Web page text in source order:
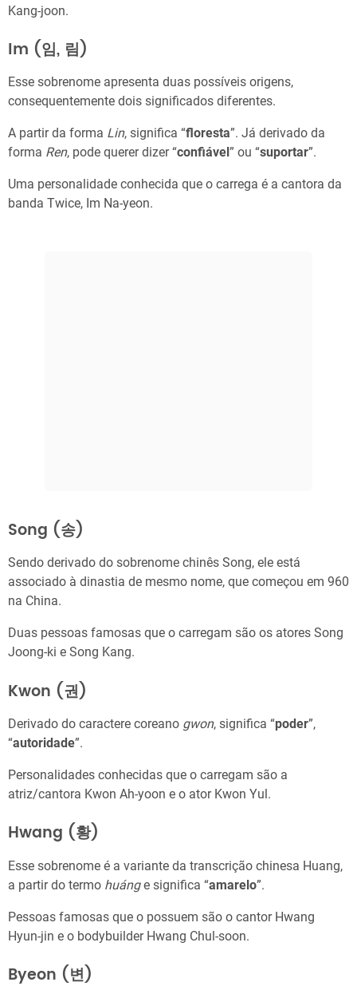
Kang-joon.
Im (임, 림)
Esse sobrenome apresenta duas possíveis origens,
consequentemente dois significados diferentes.
A partir da forma Lin, significa “floresta”. Já derivado da
forma Ren, pode querer dizer “confiável ” ou “suportar”.
Uma personalidade conhecida que o carrega é a cantora da
banda Twice, Im Na-yeon.
Song (송)
Sendo derivado do sobrenome chinês Song, ele está
associado à dinastia de mesmo nome, que começou em 960
na China.
Duas pessoas famosas que o carregam são os atores Song
Joong-ki e Song Kang.
Kwon (권)
Derivado do caractere coreano gwon, significa “poder”,
“autoridade”.
Personalidades conhecidas que o carregam são a
atriz/cantora Kwon Ah-yoon e o ator Kwon Yul.
Hwang (황)
Esse sobrenome é a variante da transcrição chinesa Huang,
a partir do termo huánge significa “amarelo”.
Pessoas famosas que o possuem são o cantor Hwang
Hyun-jin e o bodybuilder Hwang Chul-soon.
Byeon (변)